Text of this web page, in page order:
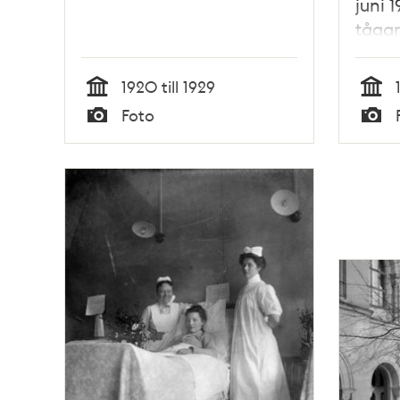
Tid
1920 till 1929
Typ
Foto Tid
Typ